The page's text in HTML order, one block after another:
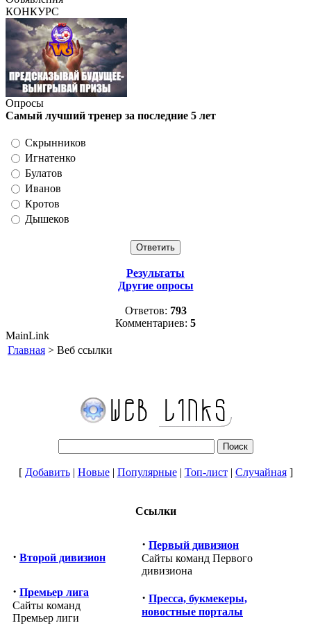
КОНКУРС
Опросы
Самый лучший тренер за последние 5 лет
Скрынников
Игнатенко
Булатов
Иванов
Кротов
Дышеков
Результаты
Другие опросы
Ответов: 793
Комментариев: 5
MainLink
Главная > Веб ссылки
[ Добавить| Новые| Популярные| Топ-лист| Случайная]
Ссылки
· Второй дивизион
· Первый дивизион
Сайты команд Первого
дивизиона
· Премьер лига
Сайты команд
Премьер лиги
· Пресса, букмекеры,
новостные порталы